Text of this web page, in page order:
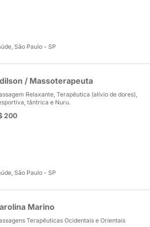
São Paulo - SP
/ Massoterapeuta
Relaxante, Terapêutica (alívio de dores),
tântrica e Nuru.
200
São Paulo - SP
Marino
Terapêuticas Ocidentais e Orientais